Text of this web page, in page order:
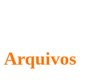
Arquivos